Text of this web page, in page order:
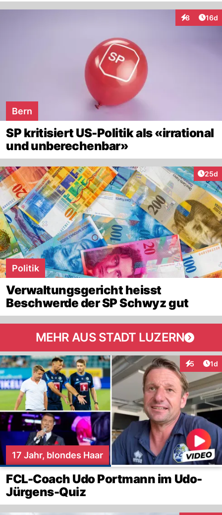
8
Interaktionen
16d
Bern
SP kritisiert US-Politik als «irrational
und unberechenbar»
25d
Politik
Verwaltungsgericht heisst
Beschwerde der SP Schwyz gut
MEHR AUS STADT LUZERN
5 1d
17 Jahr, blondes Haar
FCL-Coach Udo Portmann im Udo-
Jürgens-Quiz